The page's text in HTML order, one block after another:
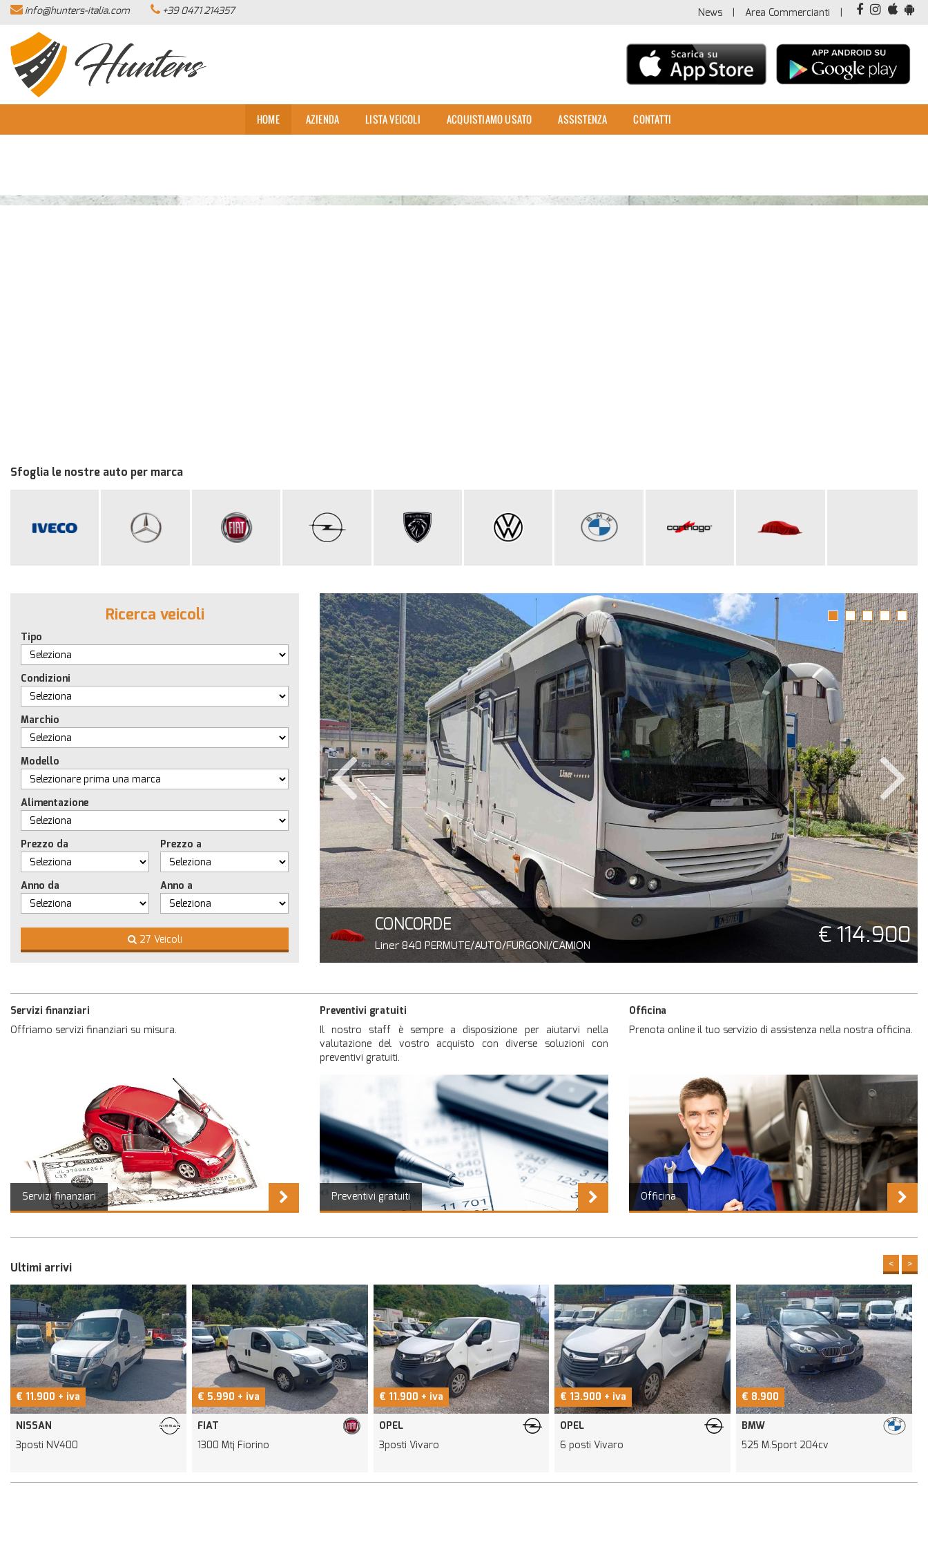
HOME
AZIENDA
LISTA VEICOLI
info@hunters-italia.com +39 0471 214357 News Area Commercianti
HOME AZIENDA LISTA VEICOLI ACQUISTIAMO USATO ASSISTENZA CONTATTI
Sfoglia le nostre auto per marca
Ricerca veicoli
Tipo
Condizioni
Marchio
Modello
Alimentazione
Prezzo da Prezzo a
Anno da Anno a
27 Veicoli € 18.900 CONCORDE
Liner 840 PERMUTE/AUTO/FURGONI/CAMION € 114.900
Servizi finanziari
Offriamo servizi finanziari su misura.
Servizi finanziari
Preventivi gratuiti
Il nostro staff è sempre a disposizione per aiutarvi nella
valutazione del vostro acquisto con diverse soluzioni con
preventivi gratuiti.
Preventivi gratuiti
Officina
Prenota online il tuo servizio di assistenza nella nostra officina.
Officina
Ultimi arrivi < >
€ 11.900 + iva
NISSAN
3posti NV400
€ 5.990 + iva
FIAT
1300 Mtj Fiorino
€ 11.900 + iva
OPEL
3posti Vivaro
€ 13.900 + iva
OPEL
6 posti Vivaro
€ 8.900
BMW
525 M.Sport 204cv